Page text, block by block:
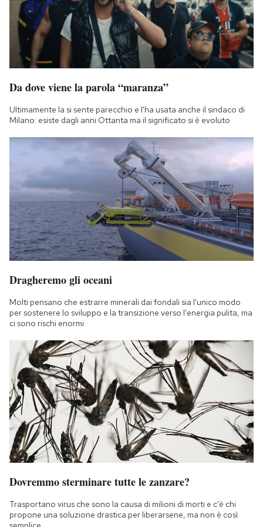
Da dove viene la parola “maranza”
Ultimamente la si sente parecchio e l'ha usata anche il sindaco di
Milano: esiste dagli anni Ottanta ma il significato si è evoluto
Dragheremo gli oceani
Molti pensano che estrarre minerali dai fondali sia l'unico modo
per sostenere lo sviluppo e la transizione verso l'energia pulita, ma
ci sono rischi enormi
Dovremmo sterminare tutte le zanzare?
Trasportano virus che sono la causa di milioni di morti e c'è chi
propone una soluzione drastica per liberarsene, ma non è così